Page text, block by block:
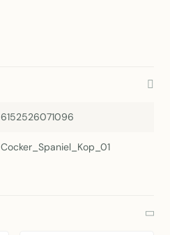
6152526071096
Cocker_Spaniel_Kop_01